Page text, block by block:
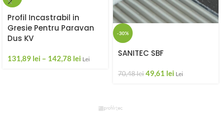
Profil Incastrabil in
Gresie Pentru Paravan
Dus KV
131,89 lei – 142,78 lei Lei
-30%
SANITEC SBF
70,48lei49,61 lei Lei